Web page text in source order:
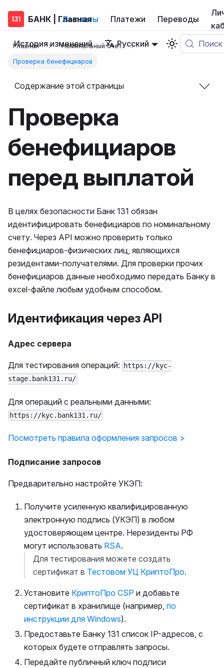
БАНК | Главная
Выплаты Платежи Переводы
История изменений
Русский Поиск
Главная Номинальный счет
Проверка бенефициаров
Содержание этой страницы
Проверка
бенефициаров
перед выплатой
В целях безопасности Банк 131 обязан
идентифицировать бенефициаров по номинальному
счету. Через API можно проверить только
бенефициаров-физических лиц, являющихся
резидентами-получателями. Для проверки прочих
бенефициаров данные необходимо передать Банку в
excel-файле любым удобным способом.
Идентификация через API
Адрес сервера
Для тестирования операций:
https://kyc-
stage.bank131.ru/
Для операций с реальными данными:
https://kyc.bank131.ru/
Посмотреть правила оформления запросов >
Подписание запросов
Предварительно настройте УКЭП:
Получите усиленную квалифицированную
электронную подпись (УКЭП) в любом
удостоверяющем центре. Нерезиденты РФ
могут использовать RSA.
Для тестирования можете создать
сертификат в Тестовом УЦ КриптоПро.
Установите КриптоПро CSP и добавьте
сертификат в хранилище (например, по
инструкции для Windows).
Предоставьте Банку 131 список IP-адресов, с
которых будете отправлять запросы.
Передайте публичный ключ подписи